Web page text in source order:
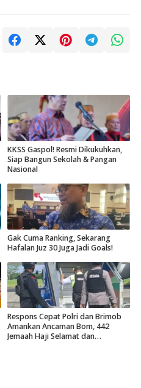
KKSS Gaspol! Resmi Dikukuhkan,
Siap Bangun Sekolah & Pangan
Nasional
Gak Cuma Ranking, Sekarang
Hafalan Juz 30 Juga Jadi Goals!
Respons Cepat Polri dan Brimob
Amankan Ancaman Bom, 442
Jemaah Haji Selamat dan